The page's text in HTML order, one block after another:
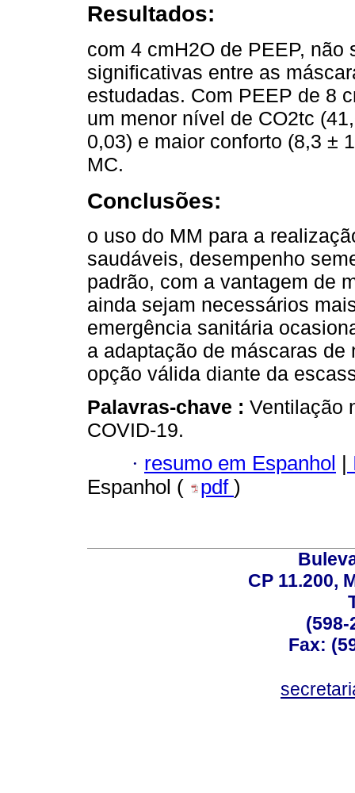
Resultados:
com 4 cmH2O de PEEP,
significativas entre as
estudadas. Com PEEP de 8
um menor nível de CO2tc
0,03) e maior conforto (8,3 ±
MC.
Conclusões:
o uso do MM para a
saudáveis, desempenho
padrão, com a vantagem de
ainda sejam necessários
emergência sanitária
a adaptação de máscaras
opção válida diante da
Palavras-chave : Ventilação
COVID-19.
· resumo em Espanhol
Espanhol (
pdf )
CP 11.200,
(598-
Fax: